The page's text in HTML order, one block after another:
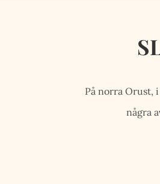
På norra Orust,
några